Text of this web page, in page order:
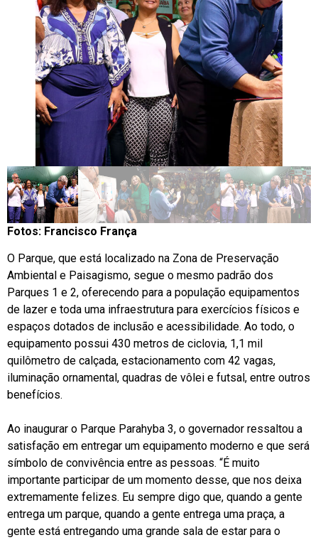
Fotos: Francisco França
O Parque, que está localizado na Zona de Preservação
Ambiental e Paisagismo, segue o mesmo padrão dos
Parques 1 e 2, oferecendo para a população equipamentos
de lazer e toda uma infraestrutura para exercícios físicos e
espaços dotados de inclusão e acessibilidade. Ao todo, o
equipamento possui 430 metros de ciclovia, 1,1 mil
quilômetro de calçada, estacionamento com 42 vagas,
iluminação ornamental, quadras de vôlei e futsal, entre outros
benefícios.
Ao inaugurar o Parque Parahyba 3, o governador ressaltou a
satisfação em entregar um equipamento moderno e que será
símbolo de convivência entre as pessoas. “É muito
importante participar de um momento desse, que nos deixa
extremamente felizes. Eu sempre digo que, quando a gente
entrega um parque, quando a gente entrega uma praça, a
gente está entregando uma grande sala de estar para o